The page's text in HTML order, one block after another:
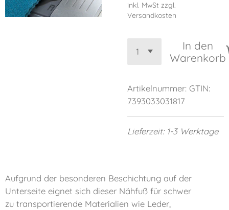
inkl. MwSt zzgl.
Versandkosten
In den
Warenkorb
Artikelnummer: GTIN:
7393033031817
Lieferzeit: 1-3 Werktage
Aufgrund der besonderen Beschichtung auf der
Unterseite eignet sich dieser Nähfuß für schwer
zu transportierende Materialien wie Leder,